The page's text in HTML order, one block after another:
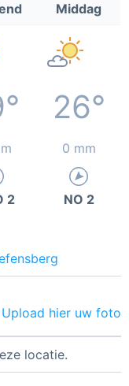
Middag
26°
0 mm
2 NO 2
hier uw foto
locatie.